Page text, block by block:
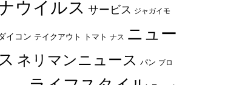
ウイルス サービス ジャガイモ
イコン テイクアウト トマト ナス ニュー
ネリマンニュース パン ブロ